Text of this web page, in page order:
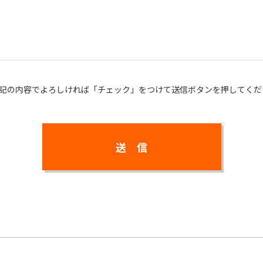
の内容でよろしければ「チェック」をつけて送信ボタンを押してく